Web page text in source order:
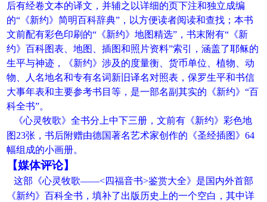
后有经卷文本的译文，并辅之以详细的页下注和独立成编
的“《新约》简明百科辞典”，以方便读者阅读和查找；本书
文前配有彩色印刷的“《新约》地图精选”，书末附有“《新
约》百科图表、地图、插图和照片资料”索引，涵盖了耶稣的
生平与神迹，《新约》涉及的度量衡、货币单位、植物、动
物、人名地名和专有名词新旧译名对照表，保罗生平和书信
大事年表和主要参考书目等，是一部名副其实的《新约》“百
科全书”。
《心灵牧歌》全书分上中下三册，文前有《新约》彩色地
图23张，书后附赠由德国著名艺术家创作的《圣经插图》64
幅组成的小画册。
【媒体评论】
这部《心灵牧歌——<四福音书>鉴赏大全》是国内外首部
《新约》百科全书，填补了出版历史上的一个空白，其中详